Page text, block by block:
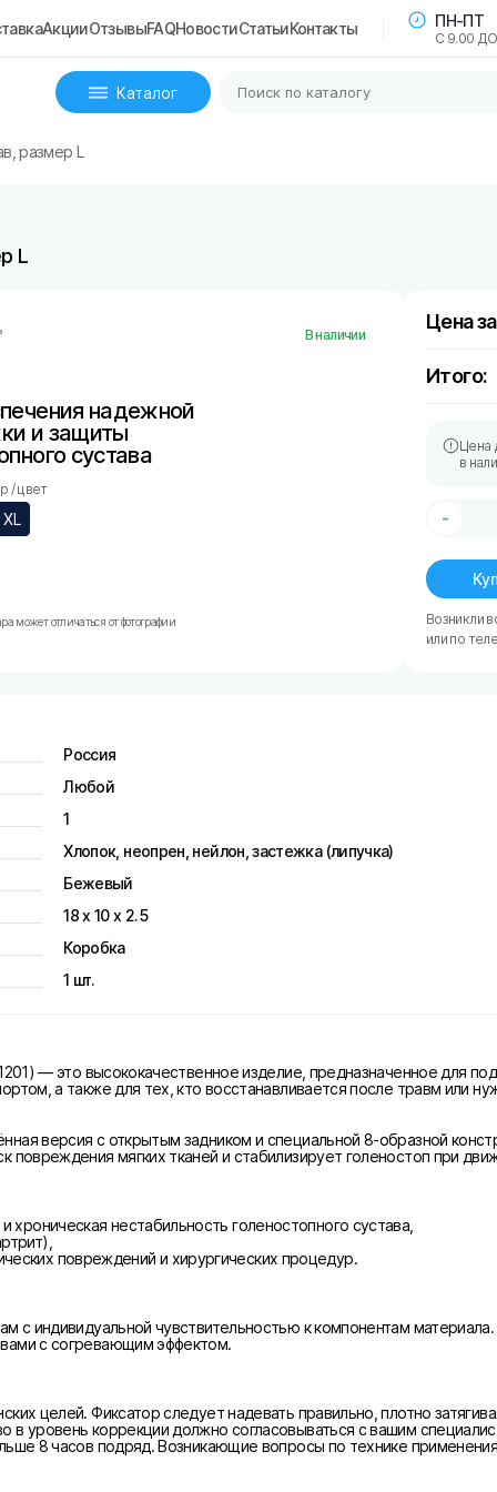
АкцииОтзывыFAQНовостиСтатьиКонтакты ПН-ПТ
С 9.00
Каталог
размер L
L
надежной
и защиты
сустава
/ цвет
XL
может отличаться от фотографии
В наличии
Цена
Итого:
Цена
в
-
Возникли
или по
Россия
Любой
1
Хлопок, неопрен, нейлон, застежка (липучка)
Бежевый
18 х 10 х 2.5
Коробка
1 шт.
— это высококачественное изделие, предназначенное для
а также для тех, кто восстанавливается после травм или
версия с открытым задником и специальной 8-образной
мягких тканей и стабилизирует голеностоп при
хроническая нестабильность голеностопного сустава,
повреждений и хирургических процедур.
с индивидуальной чувствительностью к компонентам
с согревающим эффектом.
целей. Фиксатор следует надевать правильно, плотно
уровень коррекции должно согласовываться с вашим
8 часов подряд. Возникающие вопросы по технике